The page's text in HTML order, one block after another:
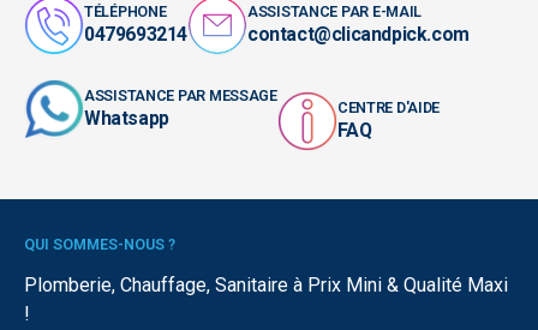
TÉLÉPHONE
0479693214
ASSISTANCE PAR E-MAIL
contact@clicandpick.com
ASSISTANCE PAR MESSAGE
Whatsapp CENTRE D'AIDE
FAQ
QUI SOMMES-NOUS ?
Plomberie, Chauffage, Sanitaire à Prix Mini & Qualité Maxi
!